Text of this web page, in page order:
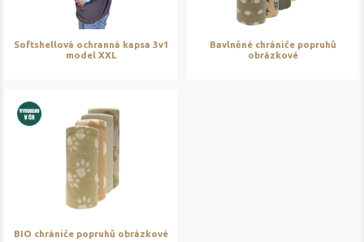
Softshellová ochranná kapsa 3v1
model XXL
Bavlněné chrániče popruhů
obrázkové
BIO chrániče popruhů obrázkové